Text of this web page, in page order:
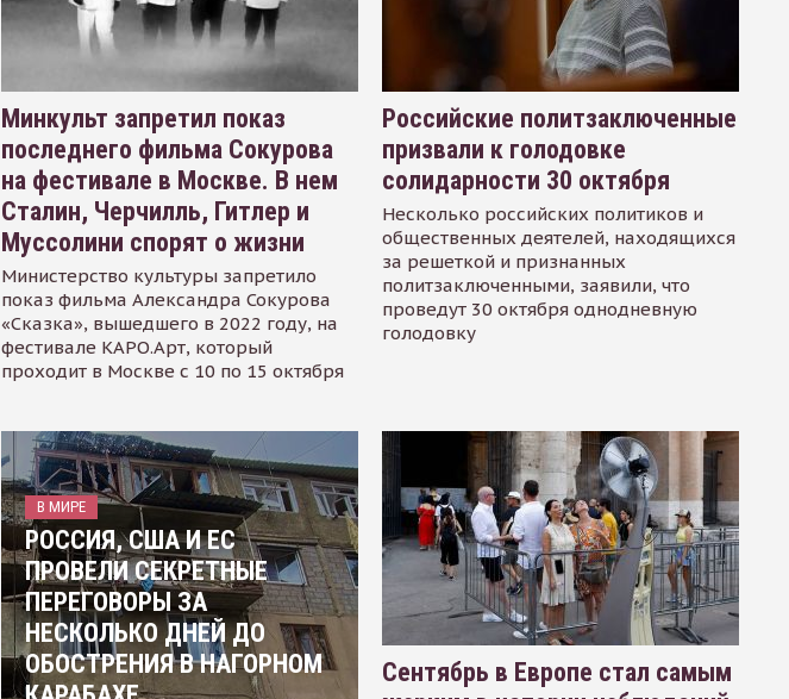
Минкульт запретил показ
последнего фильма Сокурова
на фестивале в Москве. В нем
Сталин, Черчилль, Гитлер и
Муссолини спорят о жизни
Министерство культуры запретило
показ фильма Александра Сокурова
«Сказка», вышедшего в 2022 году, на
фестивале КАРО.Арт, который
проходит в Москве с 10 по 15 октября
Российские политзаключенные
призвали к голодовке
солидарности 30 октября
Несколько российских политиков и
общественных деятелей, находящихся
за решеткой и признанных
политзаключенными, заявили, что
проведут 30 октября однодневную
голодовку
В МИРЕ
РОССИЯ, США И ЕС
ПРОВЕЛИ СЕКРЕТНЫЕ
ПЕРЕГОВОРЫ ЗА
НЕСКОЛЬКО ДНЕЙ ДО
ОБОСТРЕНИЯ В НАГОРНОМ
Сентябрь в Европе стал самым